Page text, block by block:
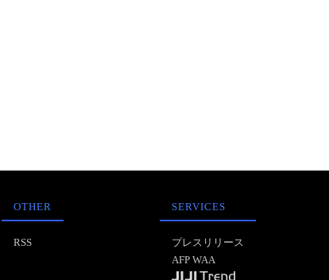
OTHER
RSS
SERVICES
プレスリリース
AFP WAA